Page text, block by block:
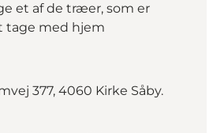
et af de træer, som er
tage med hjem
377, 4060 Kirke Såby.